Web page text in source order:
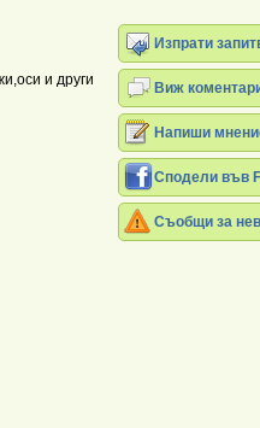
и други
Изпрати
Виж
Напиши
Сподели във
Съобщи за